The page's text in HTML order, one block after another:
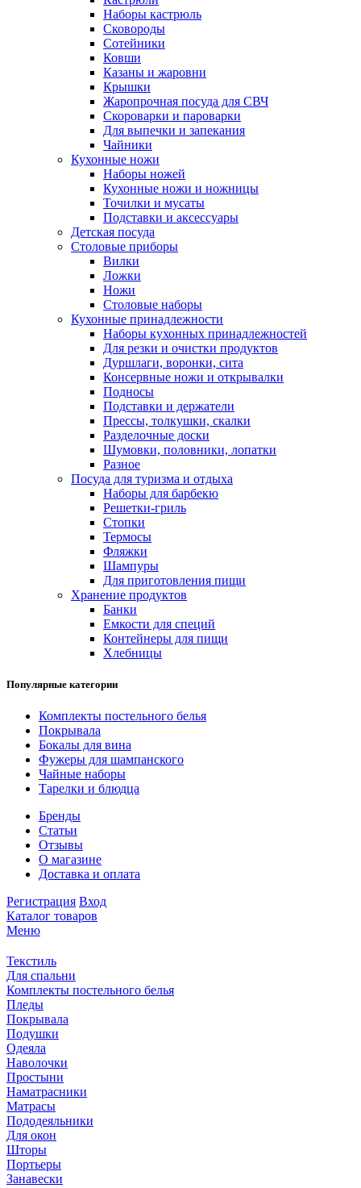
Наборы кастрюль
Сковороды
Сотейники
Ковши
Казаны и жаровни
Крышки
Жаропрочная посуда для СВЧ
Скороварки и пароварки
Для выпечки и запекания
Чайники
Кухонные ножи
Наборы ножей
Кухонные ножи и ножницы
Точилки и мусаты
Подставки и аксессуары
Детская посуда
Столовые приборы
Вилки
Ложки
Ножи
Столовые наборы
Кухонные принадлежности
Наборы кухонных принадлежностей
Для резки и очистки продуктов
Дуршлаги, воронки, сита
Консервные ножи и открывалки
Подносы
Подставки и держатели
Прессы, толкушки, скалки
Разделочные доски
Шумовки, половники, лопатки
Разное
Посуда для туризма и отдыха
Наборы для барбекю
Решетки-гриль
Стопки
Термосы
Фляжки
Шампуры
Для приготовления пищи
Хранение продуктов
Банки
Емкости для специй
Контейнеры для пищи
Хлебницы
Популярные категории
Комплекты постельного белья
Покрывала
Бокалы для вина
Фужеры для шампанского
Чайные наборы
Тарелки и блюдца
Бренды
Статьи
Отзывы
О магазине
Доставка и оплата
Регистрация Вход
Каталог товаров
Меню
Текстиль
Для спальни
Комплекты постельного белья
Пледы
Покрывала
Подушки
Одеяла
Наволочки
Простыни
Наматрасники
Матрасы
Пододеяльники
Для окон
Шторы
Портьеры
Занавески